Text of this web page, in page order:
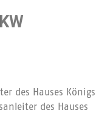
des Hauses Königs
des Hauses